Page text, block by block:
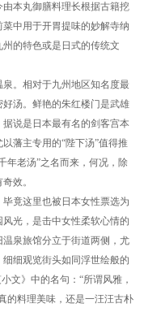
本丸御膳料理长根据古籍挖
中用于开胃提味的妙解寺纳
的特色或是日式的传统文
。相对于九州地区知名度最
汤。鲜艳的朱红楼门是武雄
说是日本最有名的剑客宫本
藩主专用的“陛下汤”值得推
年老汤”之名而来，何况，除
效。
竟这里也被日本女性票选为
光，是击中女性柔软心情的
泉旅馆分立于街道两侧，尤
细观览街头如同浮世绘般的
文》中的名句：“所谓风雅，
的料理美味，还是一汪汪古朴